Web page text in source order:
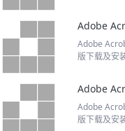
Adobe
版下载及安
Adobe
版下载及安